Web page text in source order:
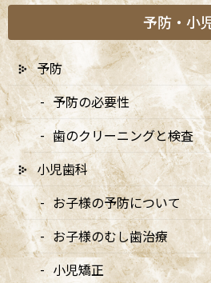
〒166-0004 東京都杉並区阿佐谷南3-
JR中央線(快速)「阿佐ケ谷駅」徒歩0
谷駅」徒歩0分 / 東京メトロ丸ノ内線
TEL： 03-6915-1315
診療時間 月 火
予防・小
予防
予防の必要性
歯のクリーニングと検査
小児歯科
お子様の予防について
お子様のむし歯治療
小児矯正